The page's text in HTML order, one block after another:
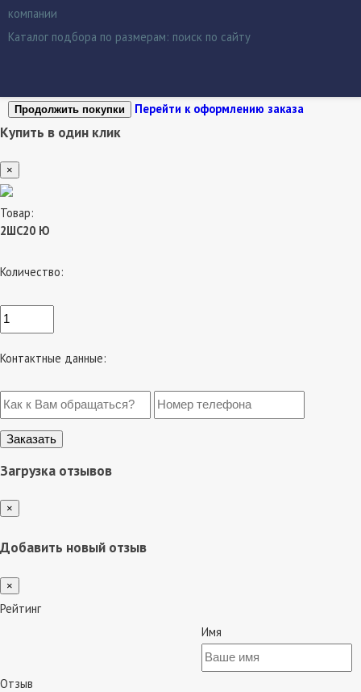
компании
Каталог подбора по размерам: поиск по сайту
Продолжить покупки Перейти к оформлению заказа
Купить в один клик
×
Товар:
2ШС20 Ю
Количество:
Контактные данные:
Загрузка отзывов
×
Добавить новый отзыв
×
Рейтинг
Имя
Отзыв